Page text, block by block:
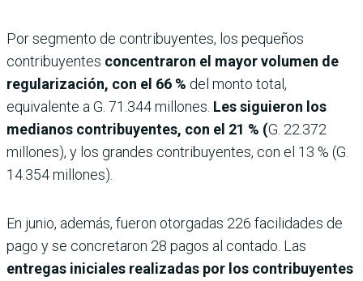
Por segmento de contribuyentes, los pequeños
contribuyentes concentraron el mayor volumen de
regularización, con el 66 % del monto total,
equivalente a G. 71.344 millones. Les siguieron los
medianos contribuyentes, con el 21 % (G. 22.372
millones), y los grandes contribuyentes, con el 13 % (G.
14.354 millones).
En junio, además, fueron otorgadas 226 facilidades de
pago y se concretaron 28 pagos al contado. Las
entregas iniciales realizadas por los contribuyentes